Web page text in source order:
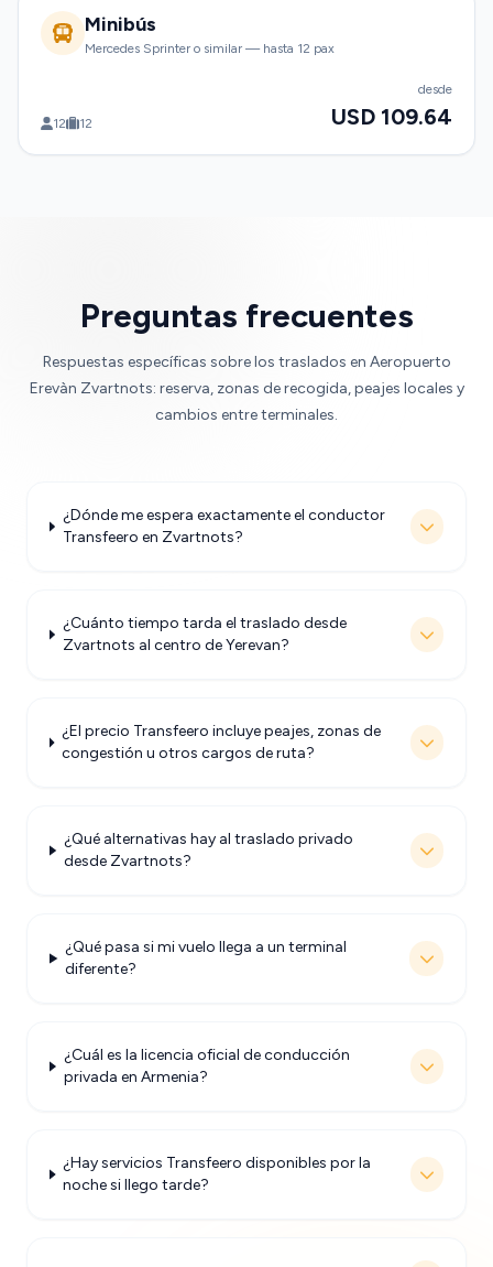
Minibús
Mercedes Sprinter o similar — hasta 12 pax
12 12
desde
USD 109.64
Preguntas frecuentes
Respuestas específicas sobre los traslados en Aeropuerto
Erevàn Zvartnots: reserva, zonas de recogida, peajes locales y
cambios entre terminales.
¿Dónde me espera exactamente el conductor
Transfeero en Zvartnots?
¿Cuánto tiempo tarda el traslado desde
Zvartnots al centro de Yerevan?
¿El precio Transfeero incluye peajes, zonas de
congestión u otros cargos de ruta?
¿Qué alternativas hay al traslado privado
desde Zvartnots?
¿Qué pasa si mi vuelo llega a un terminal
diferente?
¿Cuál es la licencia oficial de conducción
privada en Armenia?
¿Hay servicios Transfeero disponibles por la
noche si llego tarde?